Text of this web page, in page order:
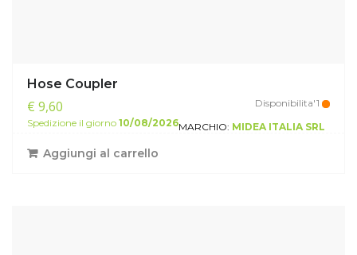
Hose Coupler
€ 9,60
Disponibilita'1
Spedizione il giorno 10/08/2026MARCHIO: MIDEA ITALIA SRL
Aggiungi al carrello